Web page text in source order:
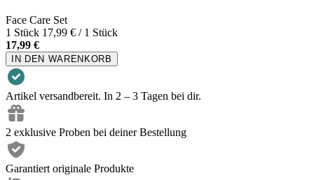
Face Care Set
1 Stück 17,99 € / 1 Stück
17,99 €
IN DEN WARENKORB
Artikel versandbereit. In 2 – 3 Tagen bei dir.
2 exklusive Proben bei deiner Bestellung
Garantiert originale Produkte